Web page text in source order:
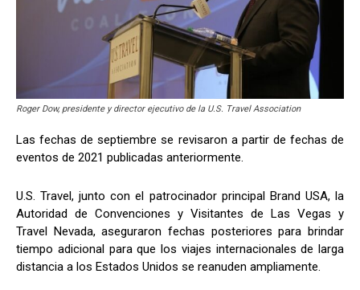
Roger Dow, presidente y director ejecutivo de la U.S. Travel Association
Las fechas de septiembre se revisaron a partir de fechas de
eventos de 2021 publicadas anteriormente.
U.S. Travel, junto con el patrocinador principal Brand USA, la
Autoridad de Convenciones y Visitantes de Las Vegas y
Travel Nevada, aseguraron fechas posteriores para brindar
tiempo adicional para que los viajes internacionales de larga
distancia a los Estados Unidos se reanuden ampliamente.